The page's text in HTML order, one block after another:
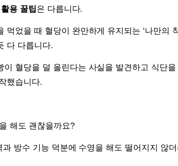
용 꿀팁은 다릅니다.
먹었을 때 혈당이 완만하게 유지되는 ‘나만의
다 다릅니다.
이 혈당을 덜 올린다는 사실을 발견하고 식단
했습니다.
해도 괜찮을까요?
방수 기능 덕분에 수영을 해도 떨어지지 않